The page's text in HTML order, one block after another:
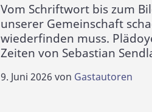
Vom Schriftwort bis zum
unserer Gemeinschaft
wiederfinden muss.
Zeiten von Sebastian
9. Juni 2026 von Gastautoren